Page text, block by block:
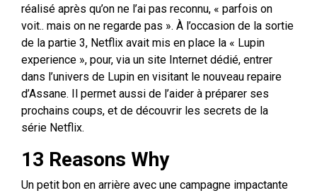
réalisé après qu’on ne l’ai pas reconnu, « parfois on
voit.. mais on ne regarde pas ». À l’occasion de la sortie
de la partie 3, Netflix avait mis en place la « Lupin
experience », pour, via un site Internet dédié, entrer
dans l’univers de Lupin en visitant le nouveau repaire
d’Assane. Il permet aussi de l’aider à préparer ses
prochains coups, et de découvrir les secrets de la
série Netflix.
13 Reasons Why
Un petit bon en arrière avec une campagne impactante